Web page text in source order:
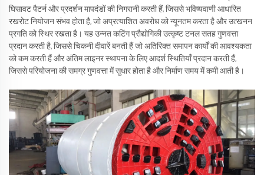
घिसावट पैटर्न और प्रदर्शन मापदंडों की निगरानी करती हैं, जिससे भविष्यवाणी आधारित
रखरोट नियोजन संभव होता है, जो अप्रत्याशित अवरोध को न्यूनतम करता है और उत्खनन
प्रगति को स्थिर रखता है। यह उन्नत कटिंग प्रौद्योगिकी उत्कृष्ट टनल सतह गुणवत्ता
प्रदान करती है, जिससे चिकनी दीवारें बनती हैं जो अतिरिक्त समापन कार्यों की आवश्यकता
को कम करती हैं और अंतिम लाइनर स्थापना के लिए आदर्श स्थितियाँ प्रदान करती हैं,
जिससे परियोजना की समग्र गुणवत्ता में सुधार होता है और निर्माण समय में कमी आती है।